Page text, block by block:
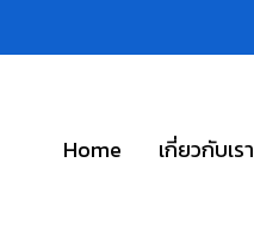
Home เกี่ยวกับเรา